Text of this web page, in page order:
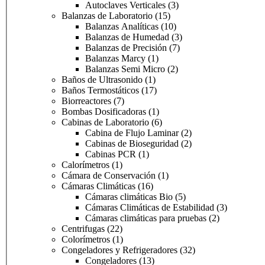
Autoclaves Verticales (3)
Balanzas de Laboratorio (15)
Balanzas Analíticas (10)
Balanzas de Humedad (3)
Balanzas de Precisión (7)
Balanzas Marcy (1)
Balanzas Semi Micro (2)
Baños de Ultrasonido (1)
Baños Termostáticos (17)
Biorreactores (7)
Bombas Dosificadoras (1)
Cabinas de Laboratorio (6)
Cabina de Flujo Laminar(2)
Cabinas de Bioseguridad (2)
Cabinas PCR (1)
Calorímetros (1)
Cámara de Conservación (1)
Cámaras Climáticas (16)
Cámaras climáticas Bio (5)
Cámaras Climáticas de Estabilidad (3)
Cámaras climáticas para pruebas (2)
Centrifugas (22)
Colorímetros (1)
Congeladores y Refrigeradores (32)
Congeladores (13)